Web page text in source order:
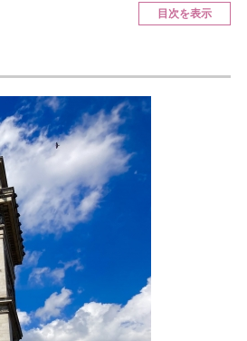
目次を表示